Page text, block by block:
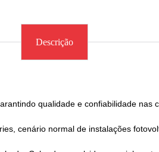
Descrição
qualidade e confiabilidade nas
cenário normal de instalações